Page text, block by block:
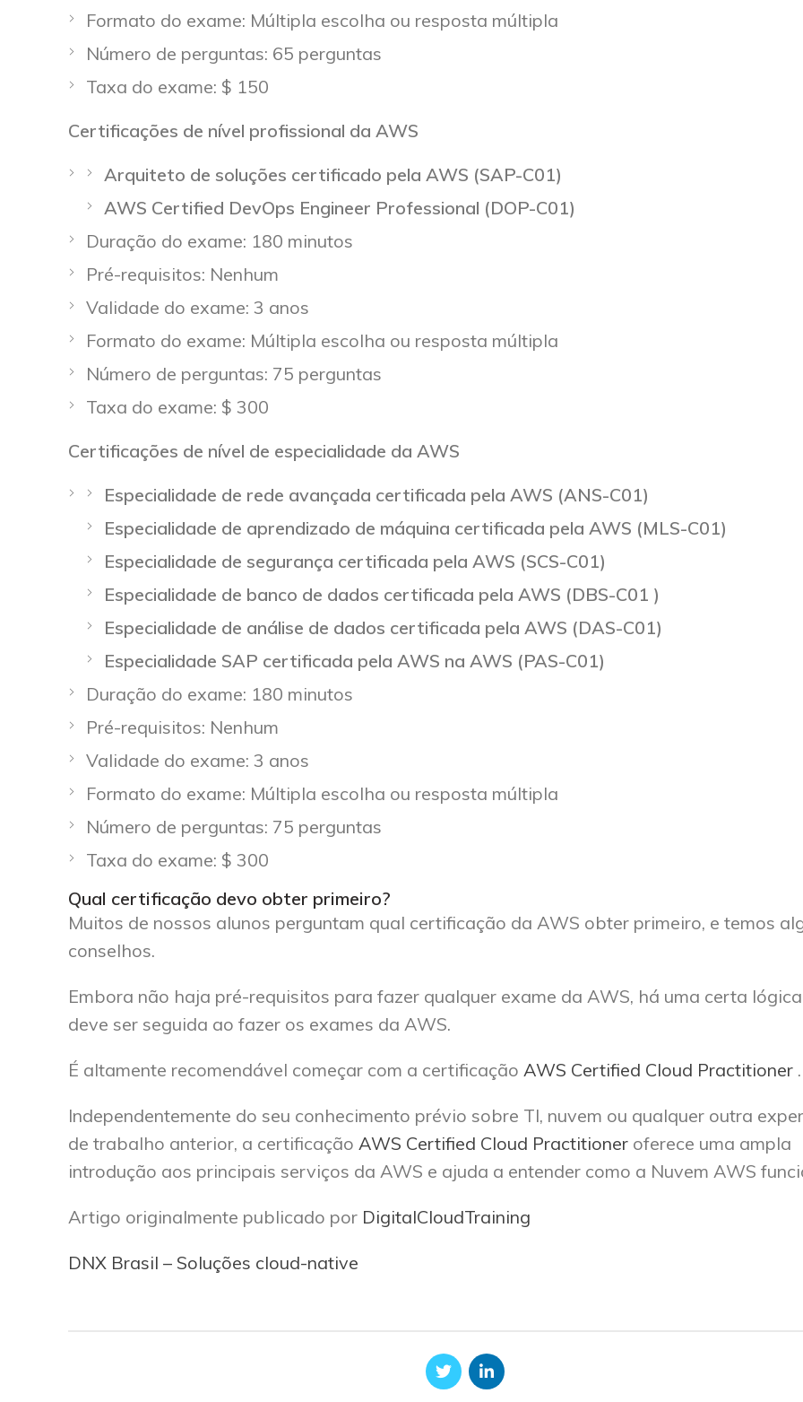
Formato do exame: Múltipla escolha ou resposta múltipla
Número de perguntas: 65 perguntas
Taxa do exame: $ 150
Certificações de nível profissional da AWS
Arquiteto de soluções certificado pela AWS (SAP-C01)
AWS Certified DevOps Engineer Professional (DOP-C01)
Duração do exame: 180 minutos
Pré-requisitos: Nenhum
Validade do exame: 3 anos
Formato do exame: Múltipla escolha ou resposta múltipla
Número de perguntas: 75 perguntas
Taxa do exame: $ 300
Certificações de nível de especialidade da AWS
Especialidade de rede avançada certificada pela AWS (ANS-C01)
Especialidade de aprendizado de máquina certificada pela AWS (MLS-C01)
Especialidade de segurança certificada pela AWS (SCS-C01)
Especialidade de banco de dados certificada pela AWS (DBS-C01 )
Especialidade de análise de dados certificada pela AWS (DAS-C01)
Especialidade SAP certificada pela AWS na AWS (PAS-C01)
Duração do exame: 180 minutos
Pré-requisitos: Nenhum
Validade do exame: 3 anos
Formato do exame: Múltipla escolha ou resposta múltipla
Número de perguntas: 75 perguntas
Taxa do exame: $ 300
Qual certificação devo obter primeiro?
Muitos de nossos alunos perguntam qual certificação da AWS obter primeiro, e temos
conselhos.
Embora não haja pré-requisitos para fazer qualquer exame da AWS, há uma certa
deve ser seguida ao fazer os exames da AWS.
É altamente recomendável começar com a certificação AWS Certified Cloud Practitioner .
Independentemente do seu conhecimento prévio sobre TI, nuvem ou qualquer outra
de trabalho anterior, a certificação AWS Certified Cloud Practitioner oferece uma ampla
introdução aos principais serviços da AWS e ajuda a entender como a Nuvem AWS
Artigo originalmente publicado por DigitalCloudTraining
DNX Brasil – Soluções cloud-native